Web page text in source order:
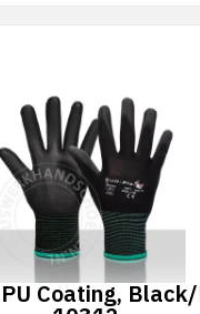
Coating,